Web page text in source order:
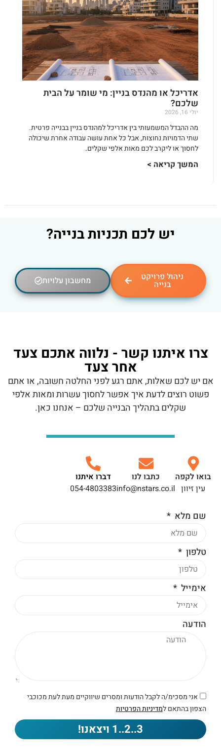
אדריכל או מהנדס בניין: מי שומר על הבית
שלכם?
יולי 16, 2026
מה ההבדל המשמעותי בין אדריכל למהנדס בניין בבנייה פרטית.
שתי הדמויות נחוצות, אבל כל אחת עושה עבודה אחרת שיכולה
לחסוך או ליקרב לכם מאות אלפי שקלים.
המשך קריאה >
יש לכם תכניות בנייה?
ניהול פרויקט
בנייה מחשבון עלויות
צרו איתנו קשר - נלווה אתכם צעד
אחר צעד
אם יש לכם שאלות, אתם רגע לפני החלטה חשובה, או אתם
פשוט רוצים לדעת איך אפשר לחסוך עשרות ומאות אלפי
שקלים בתהליך הבנייה שלכם – אנחנו כאן.
בואו לקפה
עין זיוון
כתבו לנו
info@nstars.co.il
דברו איתנו
054-4803383
שם מלא
טלפון
אימייל
הודעה
אני מסכימ/ה לקבל הודעות ומסרים שיווקיים מעת לעת מכוכבי
הצפון בהתאם למדיניות הפרטיות
3..2..1 ויצאנו!